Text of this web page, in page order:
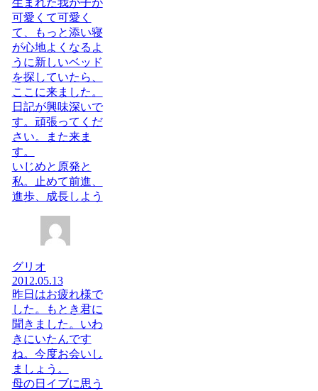
可愛くて可愛く
て、もっと添い寝
が心地よくなるよ
うに新しいベッド
を探していたら、
ここに来ました。
日記が興味深いで
す。頑張ってくだ
さい。また来ま
す。
いじめと原発と
私。止めて前進、
進歩、成長しよう
グリオ
2012.05.13
昨日はお疲れ様で
した。もとき君に
聞きました。いわ
きにいたんです
ね。今度お会いし
ましょう。
母の日イブに思う